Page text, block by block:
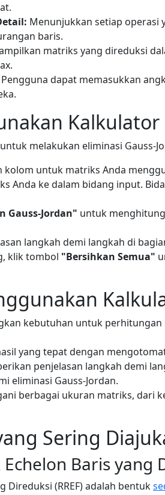
Menunjukkan setiap operasi
baris.
matriks yang direduksi
Pengguna dapat memasukkan
Kalkulator
melakukan eliminasi Gauss-
kolom untuk matriks Anda
Anda ke dalam bidang input.
Gauss-Jordan" untuk
langkah demi langkah di
klik tombol "Bersihkan Semua"
kebutuhan untuk
yang tepat dengan
penjelasan langkah demi
eliminasi Gauss-Jordan.
berbagai ukuran matriks, dari
Sering
Baris yang
Direduksi (RREF) adalah bentuk